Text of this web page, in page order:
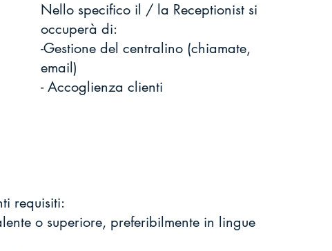
Nello specifico il / la Receptionist si
occuperà di:
-Gestione del centralino (chiamate,
email)
- Accoglienza clienti
requisiti:
o superiore, preferibilmente in lingue